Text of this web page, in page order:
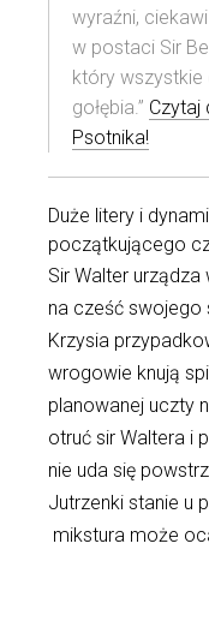
wyraźni,
w postaci Sir
który
gołębia.” Czytaj
Psotnika!
Duże litery i
początkującego
Sir Walter
na cześć swojego
Krzysia
wrogowie knują
planowanej uczty
otruć sir Waltera i
nie uda się
Jutrzenki stanie u
mikstura może